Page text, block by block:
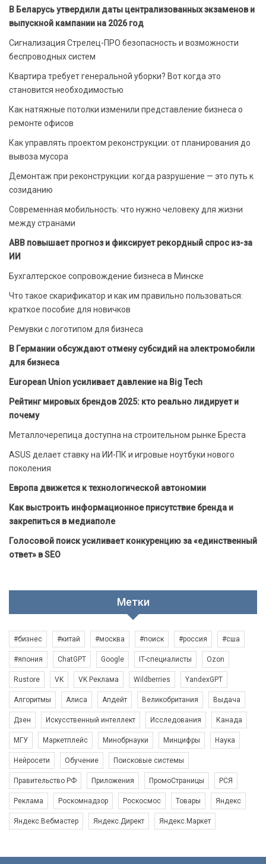
В Беларусь утвердили даты централизованных экзаменов и
выпускной кампании на 2026 год
Сигнализация Стрелец-ПРО безопасность и возможности
беспроводных систем
Квартира требует генеральной уборки? Вот когда это
становится необходимостью
Как натяжные потолки изменили представление бизнеса о
ремонте офисов
Как управлять проектом реконструкции: от планирования до
вывоза мусора
Демонтаж при реконструкции: когда разрушение — это путь к
созиданию
Современная мобильность: что нужно человеку для жизни
между странами
ABB повышает прогноз и фиксирует рекордный спрос из-за
ИИ
Бухгалтерское сопровождение бизнеса в Минске
Что такое скарификатор и как им правильно пользоваться:
краткое пособие для новичков
Ремувки с логотипом для бизнеса
В Германии обсуждают отмену субсидий на электромобили
для бизнеса
European Union усиливает давление на Big Tech
Рейтинг мировых брендов 2025: кто реально лидирует и
почему
Металлочерепица доступна на строительном рынке Бреста
ASUS делает ставку на ИИ-ПК и игровые ноутбуки нового
поколения
Европа движется к технологической автономии
Как выстроить информационное присутствие бренда и
закрепиться в медиаполе
Голосовой поиск усиливает конкуренцию за «единственный
ответ» в SEO
Метки
#бизнес #китай #москва #поиск #россия #сша
#япония ChatGPT Google IT-специалисты Ozon
Rustore VK VK Реклама Wildberries YandexGPT
Алгоритмы Алиса Апдейт Великобритания Выдача
Дзен Искусственный интеллект Исследования Канада
МГУ Маркетплейс Минобрнауки Минцифры Наука
Нейросети Обучение Поисковые системы
Правительство РФ Приложения ПромоСтраницы РСЯ
Реклама Роскомнадзор Роскосмос Товары Яндекс
Яндекс.Вебмастер Яндекс.Директ Яндекс.Маркет